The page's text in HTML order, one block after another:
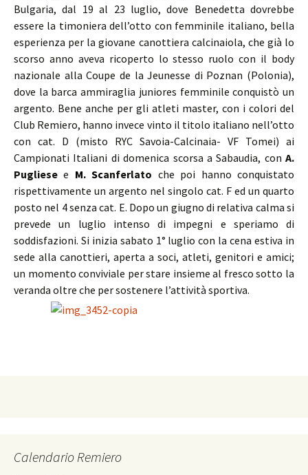
Bulgaria, dal 19 al 23 luglio, dove Benedetta dovrebbe
essere la timoniera dell’otto con femminile italiano, bella
esperienza per la giovane canottiera calcinaiola, che già lo
scorso anno aveva ricoperto lo stesso ruolo con il body
nazionale alla Coupe de la Jeunesse di Poznan (Polonia),
dove la barca ammiraglia juniores femminile conquistò un
argento. Bene anche per gli atleti master, con i colori del
Club Remiero, hanno invece vinto il titolo italiano nell’otto
con cat. D (misto RYC Savoia-Calcinaia- VF Tomei) ai
Campionati Italiani di domenica scorsa a Sabaudia, con A.
Pugliese e M. Scanferlato che poi hanno conquistato
rispettivamente un argento nel singolo cat. F ed un quarto
posto nel 4 senza cat. E. Dopo un giugno di relativa calma si
prevede un luglio intenso di impegni e speriamo di
soddisfazioni. Si inizia sabato 1° luglio con la cena estiva in
sede alla canottieri, aperta a soci, atleti, genitori e amici;
un momento conviviale per stare insieme al fresco sotto la
veranda oltre che per sostenere l’attività sportiva.
Calendario Remiero